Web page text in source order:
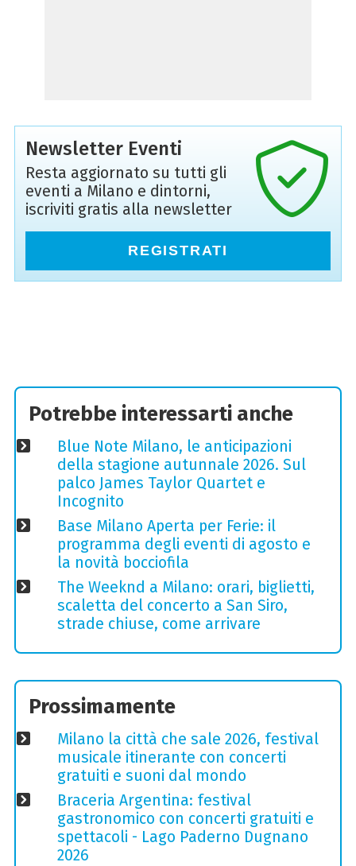
Newsletter Eventi
Resta aggiornato su tutti gli
eventi a Milano e dintorni,
iscriviti gratis alla newsletter
REGISTRATI
Potrebbe interessarti anche
Blue Note Milano, le anticipazioni
della stagione autunnale 2026. Sul
palco James Taylor Quartet e
Incognito
Base Milano Aperta per Ferie: il
programma degli eventi di agosto e
la novità bocciofila
The Weeknd a Milano: orari, biglietti,
scaletta del concerto a San Siro,
strade chiuse, come arrivare
Prossimamente
Milano la città che sale 2026, festival
musicale itinerante con concerti
gratuiti e suoni dal mondo
Braceria Argentina: festival
gastronomico con concerti gratuiti e
spettacoli - Lago Paderno Dugnano
2026